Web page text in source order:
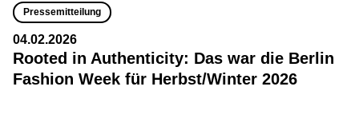
Pressemitteilung
04.02.2026
Rooted in Authenticity: Das war die Berlin
Fashion Week für Herbst/Winter 2026